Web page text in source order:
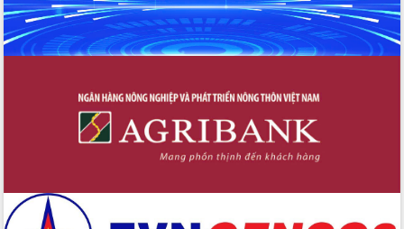
2026
Đẩy mạnh cải cách hành chính, quyết
tâm đạt được mục tiêu tăng trưởng
Tổ chức trang trọng Lễ hội Đền thờ
Lương Văn Chánh năm 2026
Phó Bí thư Tỉnh ủy Đắk Lắk Đỗ Hữu
Huy giữ chức Bí thư Đảng ủy Ủy Ban
Bệnh án điện tử thúc đẩy chuyển đổi
số y tế tại Đắk Lắk